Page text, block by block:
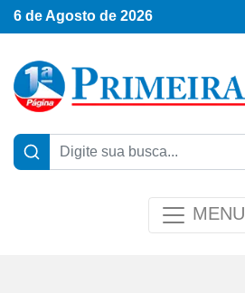
6 de Agosto de 2026
MENU